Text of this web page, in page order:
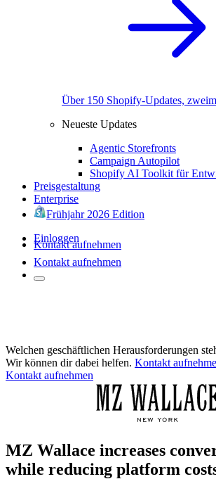
Über 150 Shopify-Updates,
Neueste Updates
Agentic Storefronts
Campaign Autopilot
Shopify AI Toolkit für
Preisgestaltung
Enterprise
Frühjahr 2026 Edition
Einloggen
Kontakt aufnehmen
Kontakt aufnehmen
Welchen geschäftlichen Herausforderungen
Wir können dir dabei helfen. Kontakt
Kontakt aufnehmen
MZ Wallace increases
while reducing platform